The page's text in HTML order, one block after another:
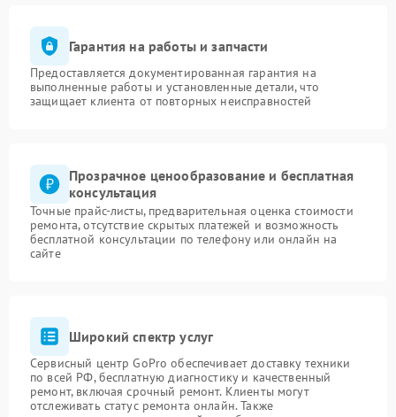
Гарантия на работы и запчасти
Предоставляется документированная гарантия на
выполненные работы и установленные детали, что
защищает клиента от повторных неисправностей
Прозрачное ценообразование и бесплатная
консультация
Точные прайс-листы, предварительная оценка стоимости
ремонта, отсутствие скрытых платежей и возможность
бесплатной консультации по телефону или онлайн на
сайте
Широкий спектр услуг
Сервисный центр GoPro обеспечивает доставку техники
по всей РФ, бесплатную диагностику и качественный
ремонт, включая срочный ремонт. Клиенты могут
отслеживать статус ремонта онлайн. Также